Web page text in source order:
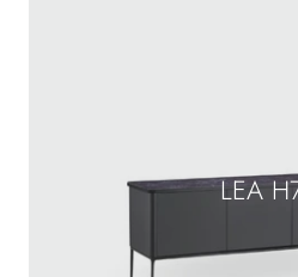
LEA